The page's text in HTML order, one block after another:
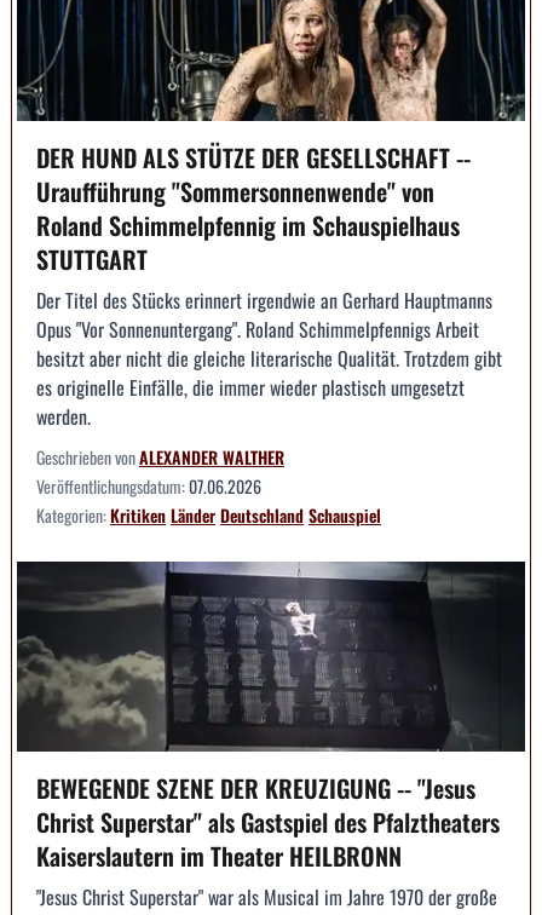
DER HUND ALS STÜTZE DER GESELLSCHAFT --
Uraufführung "Sommersonnenwende" von
Roland Schimmelpfennig im Schauspielhaus
STUTTGART
Der Titel des Stücks erinnert irgendwie an Gerhard Hauptmanns
Opus "Vor Sonnenuntergang". Roland Schimmelpfennigs Arbeit
besitzt aber nicht die gleiche literarische Qualität. Trotzdem gibt
es originelle Einfälle, die immer wieder plastisch umgesetzt
werden.
Geschrieben vonALEXANDER WALTHER
Veröffentlichungsdatum:07.06.2026
Kategorien:KritikenLänderDeutschlandSchauspiel
BEWEGENDE SZENE DER KREUZIGUNG -- "Jesus
Christ Superstar" als Gastspiel des Pfalztheaters
Kaiserslautern im Theater HEILBRONN
"Jesus Christ Superstar" war als Musical im Jahre 1970 der große